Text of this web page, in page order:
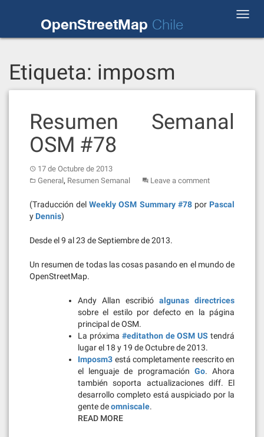
OpenStreetMap Chile
Etiqueta: imposm
Resumen Semanal
OSM #78
17 de Octubre de 2013
General, Resumen Semanal Leave a comment
(Traducción delWeekly OSM Summary #78por Pascal
y Dennis)
Desde el 9 al 23 de Septiembre de 2013.
Un resumen de todas las cosas pasando en el mundo de
OpenStreetMap.
Andy Allan escribió algunas directrices
sobre el estilo por defecto en la página
principal de OSM.
La próxima #editathon de OSM US tendrá
lugar el 18 y 19 de Octubre de 2013.
Imposm3 está completamente reescrito en
el lenguaje de programación Go. Ahora
también soporta actualizaciones diff. El
desarrollo completo está auspiciado por la
gente deomniscale.
READ MORE